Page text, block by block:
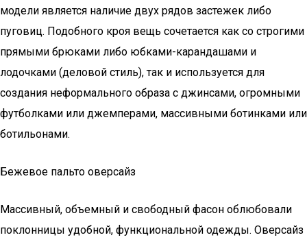
модели является наличие двух рядов застежек либо
пуговиц. Подобного кроя вещь сочетается как со строгими
прямыми брюками либо юбками-карандашами и
лодочками (деловой стиль), так и используется для
создания неформального образа с джинсами, огромными
футболками или джемперами, массивными ботинками или
ботильонами.
Бежевое пальто оверсайз
Массивный, объемный и свободный фасон облюбовали
поклонницы удобной, функциональной одежды. Оверсайз